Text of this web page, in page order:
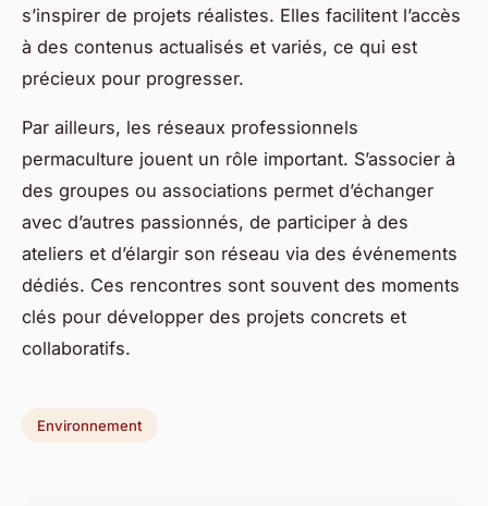
s’inspirer de projets réalistes. Elles facilitent l’accès
à des contenus actualisés et variés, ce qui est
précieux pour progresser.
Par ailleurs, les réseaux professionnels
permaculture jouent un rôle important. S’associer à
des groupes ou associations permet d’échanger
avec d’autres passionnés, de participer à des
ateliers et d’élargir son réseau via des événements
dédiés. Ces rencontres sont souvent des moments
clés pour développer des projets concrets et
collaboratifs.
Environnement